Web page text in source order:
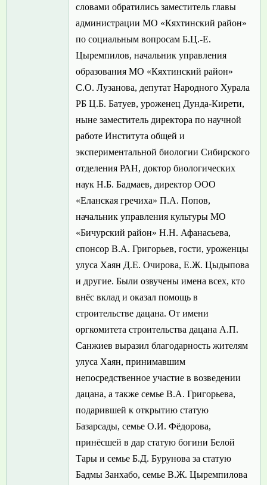
словами обратились заместитель главы
администрации МО «Кяхтинский район»
по социальным вопросам Б.Ц.-Е.
Цыремпилов, начальник управления
образования МО «Кяхтинский район»
С.О. Лузанова, депутат Народного Хурала
РБ Ц.Б. Батуев, уроженец Дунда-Кирети,
ныне заместитель директора по научной
работе Института общей и
экспериментальной биологии Сибирского
отделения РАН, доктор биологических
наук Н.Б. Бадмаев, директор ООО
«Еланская гречиха» П.А. Попов,
начальник управления культуры МО
«Бичурский район» Н.Н. Афанасьева,
спонсор В.А. Григорьев, гости, уроженцы
улуса Хаян Д.Е. Очирова, Е.Ж. Цыдыпова
и другие. Были озвучены имена всех, кто
внёс вклад и оказал помощь в
строительстве дацана. От имени
оргкомитета строительства дацана А.П.
Санжиев выразил благодарность жителям
улуса Хаян, принимавшим
непосредственное участие в возведении
дацана, а также семье В.А. Григорьева,
подарившей к открытию статую
Базарсады, семье О.И. Фёдорова,
принёсшей в дар статую богини Белой
Тары и семье Б.Д. Бурунова за статую
Бадмы Занхабо, семье В.Ж. Цыремпилова